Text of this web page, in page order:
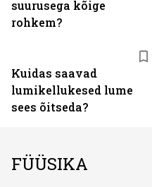
suurusega kõige
rohkem?
Kuidas saavad
lumikellukesed lume
sees õitseda?
FÜÜSIKA